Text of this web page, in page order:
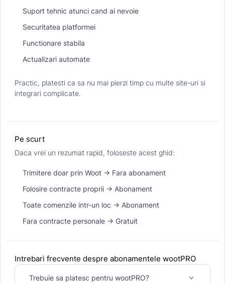
Suport tehnic atunci cand ai nevoie
Securitatea platformei
Functionare stabila
Actualizari automate
Practic, platesti ca sa nu mai pierzi timp cu multe site-uri si
integrari complicate.
Pe scurt
Daca vrei un rezumat rapid, foloseste acest ghid:
Trimitere doar prin Woot → Fara abonament
Folosire contracte proprii → Abonament
Toate comenzile intr-un loc → Abonament
Fara contracte personale → Gratuit
Intrebari frecvente despre abonamentele wootPRO
Trebuie sa platesc pentru wootPRO? keyboard_arrow_down